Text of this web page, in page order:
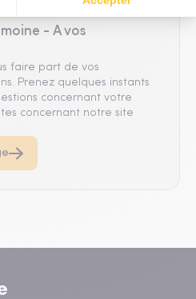
- A vos
faire part de vos
Prenez quelques instants
concernant votre
concernant notre site